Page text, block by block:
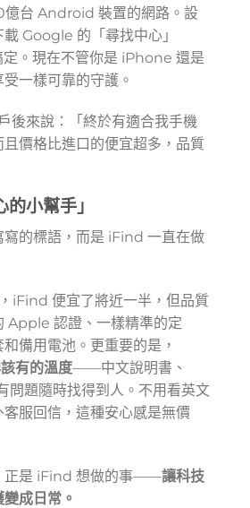
億台 Android 裝置的網路。設
Google 的「尋找中心」
。現在不管你是 iPhone 還是
一樣可靠的守護。
後來說：「終於有適合我手機
價格比進口的便宜超多，品質
的小幫手」
寫的標語，而是 iFind 一直在做
iFind 便宜了將近一半，但品質
Apple 認證、一樣精準的定
備用電池。更重要的是，
有的溫度——中文說明書、
問題隨時找得到人。不用看英文
服回信，這種安心感是無價
正是 iFind 想做的事——讓科技
成日常。